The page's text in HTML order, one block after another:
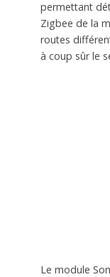
permettant
Zigbee de la
routes
à coup sûr le
Le module